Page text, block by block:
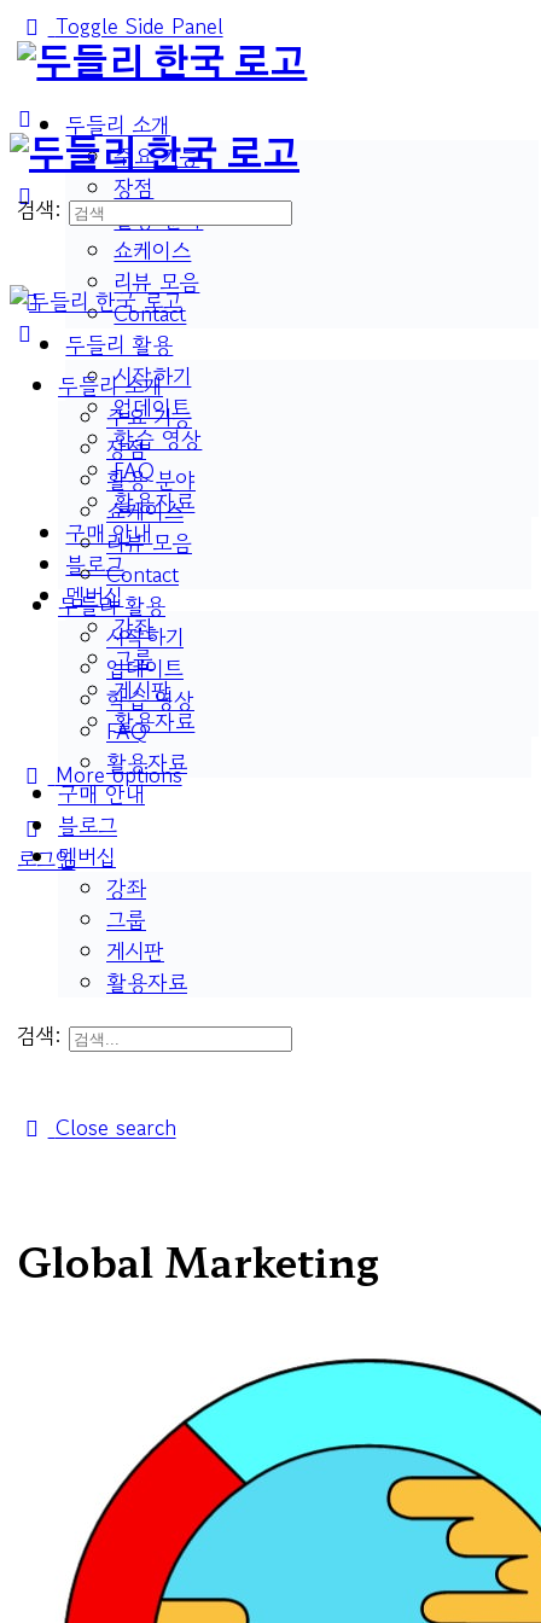
Toggle Side Panel
두들리 소개
주요 기능
장점
활용 분야
쇼케이스
리뷰 모음
Contact
두들리 활용
시작하기
업데이트
학습 영상
FAQ
활용자료
구매 안내
블로그
멤버십
강좌
그룹
게시판
활용자료
More options
로그인
검색:
두들리 소개
주요 기능
장점
활용 분야
쇼케이스
리뷰 모음
Contact
두들리 활용
시작하기
업데이트
학습 영상
FAQ
활용자료
구매 안내
블로그
멤버십
강좌
그룹
게시판
활용자료
검색:
Close search
Global Marketing